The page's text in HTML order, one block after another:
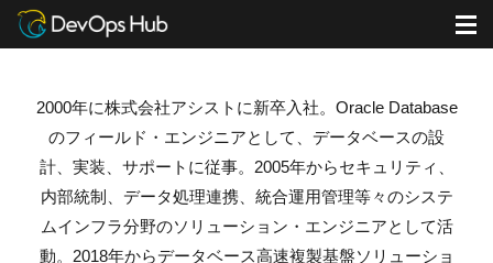
DevOps Hub ブログ 平沼真人の書いた記事
2000年に株式会社アシストに新卒入社。Oracle Database
のフィールド・エンジニアとして、データベースの設
計、実装、サポートに従事。2005年からセキュリティ、
内部統制、データ処理連携、統合運用管理等々のシステ
ムインフラ分野のソリューション・エンジニアとして活
動。2018年からデータベース高速複製基盤ソリューショ